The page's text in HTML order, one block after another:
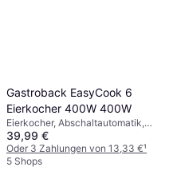
Gastroback EasyCook 6
Eierkocher 400W 400W
Eierkocher, Abschaltautomatik,
Anzahl Eier (max): 6 Stk.
39,99 €
Oder 3 Zahlungen von 13,33 €¹
5 Shops